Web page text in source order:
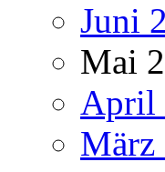
Juni
Mai
April
März